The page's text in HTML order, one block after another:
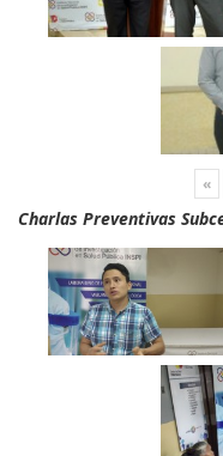
«
Charlas Preventivas